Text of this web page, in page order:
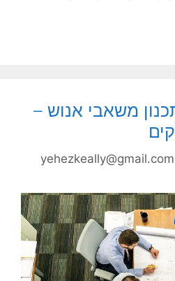
משאבי אנוש –
yehezkeally@gmail.com